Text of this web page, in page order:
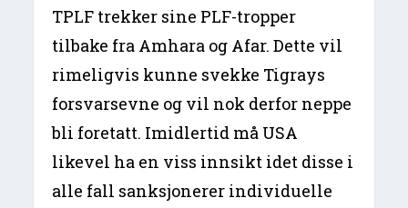
TPLF trekker sine PLF-tropper
tilbake fra Amhara og Afar. Dette vil
rimeligvis kunne svekke Tigrays
forsvarsevne og vil nok derfor neppe
bli foretatt. Imidlertid må USA
likevel ha en viss innsikt idet disse i
alle fall sanksjonerer individuelle